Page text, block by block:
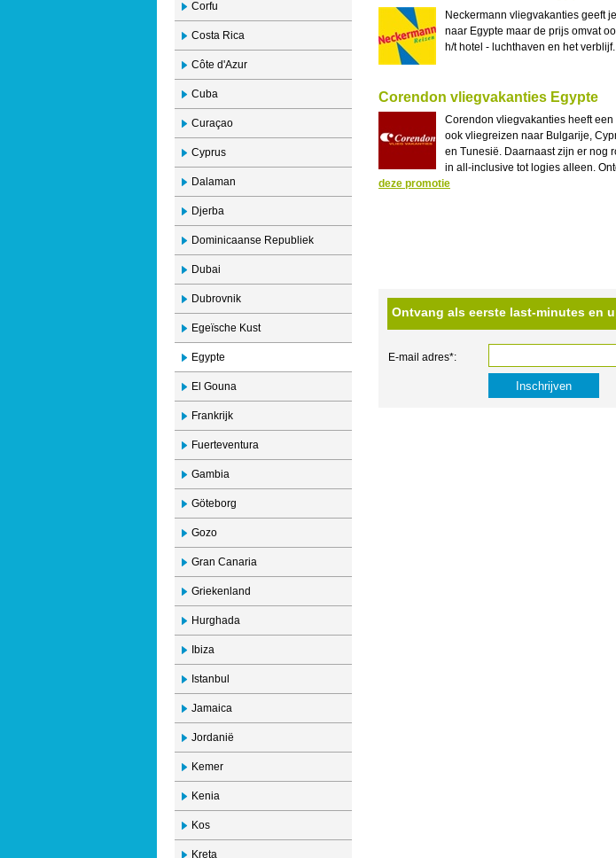
Corfu
Costa Rica
Côte d'Azur
Cuba
Curaçao
Cyprus
Dalaman
Djerba
Dominicaanse Republiek
Dubai
Dubrovnik
Egeïsche Kust
Egypte
El Gouna
Frankrijk
Fuerteventura
Gambia
Göteborg
Gozo
Gran Canaria
Griekenland
Hurghada
Ibiza
Istanbul
Jamaica
Jordanië
Kemer
Kenia
Kos
Kreta
Neckermann vliegvakanties geeft
naar Egypte maar de prijs omvat
h/t hotel - luchthaven en het verblijf.
Corendon vliegvakanties Egypte
Corendon vliegvakanties heeft
ook vliegreizen naar Bulgarije,
en Tunesië. Daarnaast zijn er nog
in all-inclusive tot logies alleen.
deze promotie
Ontvang als eerste last-minutes en
E-mail adres*: